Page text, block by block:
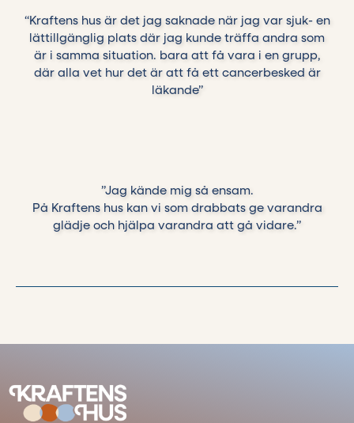
“Kraftens hus är det jag saknade när jag var sjuk- en
lättillgänglig plats där jag kunde träffa andra som
är i samma situation. bara att få vara i en grupp,
där alla vet hur det är att få ett cancerbesked är
läkande”
”Jag kände mig så ensam.
På Kraftens hus kan vi som drabbats ge varandra
glädje och hjälpa varandra att gå vidare.”